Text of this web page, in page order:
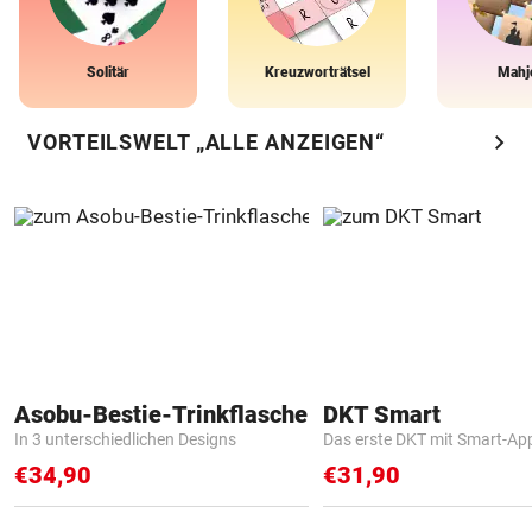
Solitär Kreuzworträtsel
VORTEILSWELT „ALLE ANZEIGEN“ chevron_right
Asobu-Bestie-Trinkflasche
In 3 unterschiedlichen Designs
€34,90
DKT Smart
Das erste DKT mit Smart-
€31,90